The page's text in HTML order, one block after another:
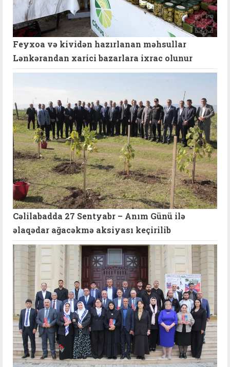
Feyxoa və kividən hazırlanan məhsullar
Lənkərandan xarici bazarlara ixrac olunur
Cəlilabadda 27 Sentyabr – Anım Günü ilə
əlaqədar ağacəkmə aksiyası keçirilib